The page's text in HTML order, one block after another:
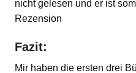
nicht gelesen und er ist
Rezension
Fazit:
Mir haben die ersten drei